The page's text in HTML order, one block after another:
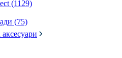
(1129)
(75)
аксесуари